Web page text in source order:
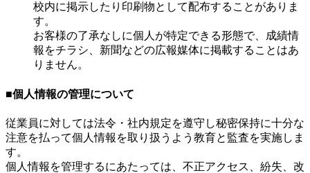
校内に掲示したり印刷物として配布することがありま
す。
お客様の了承なしに個人が特定できる形態で、成績情
報をチラシ、新聞などの広報媒体に掲載することはあ
りません。
■個人情報の管理について
従業員に対しては法令・社内規定を遵守し秘密保持に十分な
注意を払って個人情報を取り扱うよう教育と監査を実施しま
す。
個人情報を管理するにあたっては、不正アクセス、紛失、改